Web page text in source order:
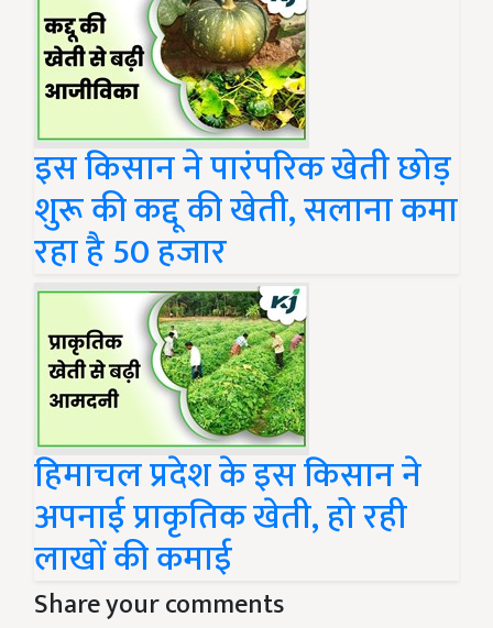
इस किसान ने पारंपरिक खेती छोड़
शुरू की कद्दू की खेती, सलाना कमा
रहा है 50 हजार
हिमाचल प्रदेश के इस किसान ने
अपनाई प्राकृतिक खेती, हो रही
लाखों की कमाई
Share your comments